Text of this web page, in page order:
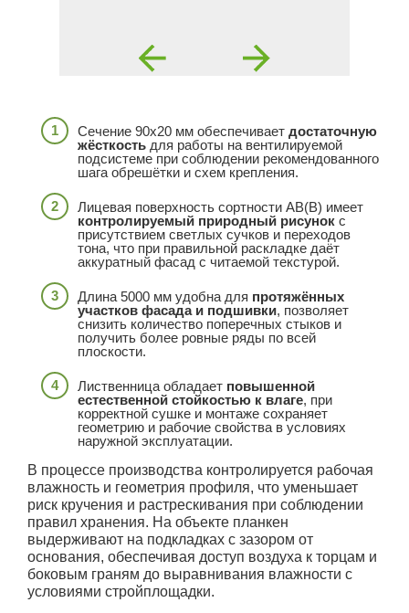
Сечение 90x20 мм обеспечивает достаточную
жёсткость для работы на вентилируемой
подсистеме при соблюдении рекомендованного
шага обрешётки и схем крепления.
Лицевая поверхность сортности АВ(В) имеет
контролируемый природный рисунок с
присутствием светлых сучков и переходов
тона, что при правильной раскладке даёт
аккуратный фасад с читаемой текстурой.
Длина 5000 мм удобна для протяжённых
участков фасада и подшивки, позволяет
снизить количество поперечных стыков и
получить более ровные ряды по всей
плоскости.
Лиственница обладает повышенной
естественной стойкостью к влаге, при
корректной сушке и монтаже сохраняет
геометрию и рабочие свойства в условиях
наружной эксплуатации.
В процессе производства контролируется рабочая
влажность и геометрия профиля, что уменьшает
риск кручения и растрескивания при соблюдении
правил хранения. На объекте планкен
выдерживают на подкладках с зазором от
основания, обеспечивая доступ воздуха к торцам и
боковым граням до выравнивания влажности с
условиями стройплощадки.